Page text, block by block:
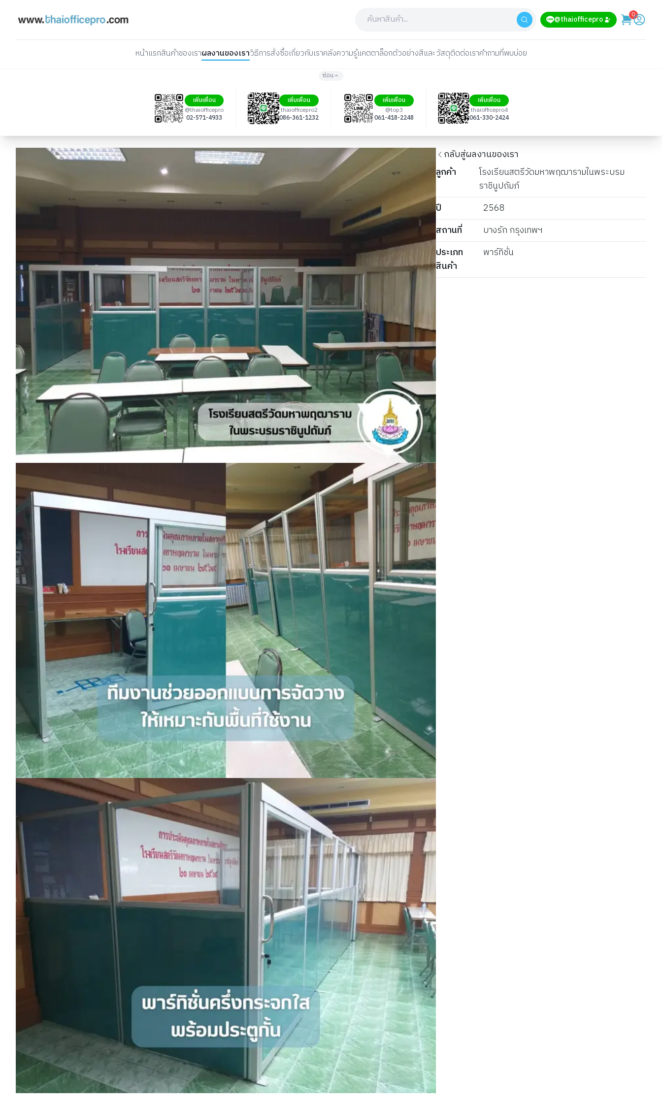
@thaiofficepro 0
หน้าแรกสินค้าของเราผลงานของเราวิธีการสั่งซื้อเกี่ยวกับเราคลังความรู้แคตตาล็อกตัวอย่างสีและวัสดุติดต่อเราคำถามที่พบบ่อย
ซ่อน
เพิ่มเพื่อน
@thaiofficepro
02-571-4933
เพิ่มเพื่อน
thaiofficepro2
086-361-1232
เพิ่มเพื่อน
@top3
061-418-2248
เพิ่มเพื่อน
thaiofficepro4
061-330-2424
กลับสู่ผลงานของเรา
ลูกค้า
โรงเรียนสตรีวัดมหาพฤฒารามในพระบรม
ราชินูปถัมภ์
ปี
2568
สถานที่
บางรัก กรุงเทพฯ
ประเภท
สินค้า
พาร์ทิชั่น